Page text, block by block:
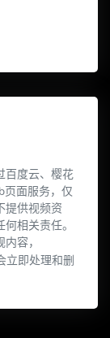
百度云、樱花
页面服务，仅
提供视频资
相关责任。
容，
立即处理和删